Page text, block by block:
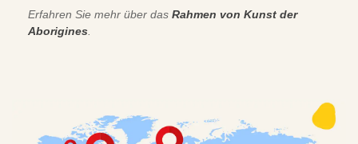
Erfahren Sie mehr über das Rahmen von Kunst der
Aborigines